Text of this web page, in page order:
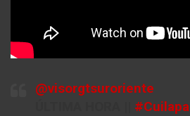
@visorgtsuroriente
#Cuilapa